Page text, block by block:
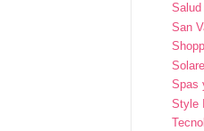
Salud
San
Spas
Style